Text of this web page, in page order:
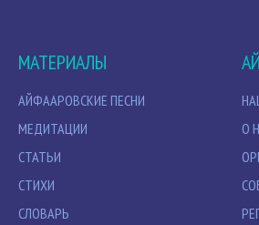
МАТЕРИАЛЫ
АЙФААРОВСКИЕ ПЕСНИ
МЕДИТАЦИИ
СТАТЬИ
СТИХИ
СЛОВАРЬ
О